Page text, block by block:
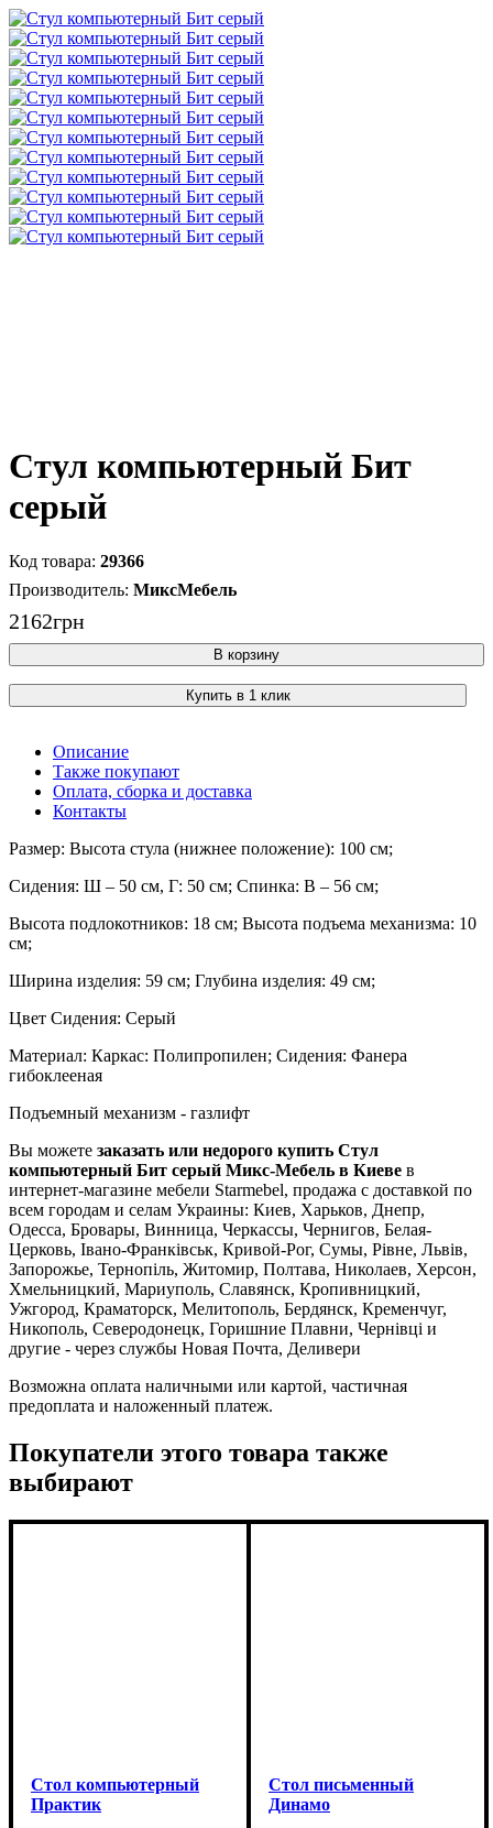
Стул компьютерный Бит
серый
29366
МиксМебель
2162грн
В корзину
Купить в 1 клик
Описание
Также покупают
Оплата, сборка и доставка
Контакты
Размер: Высота стула (нижнее положение): 100 см;
Сидения: Ш – 50 см, Г: 50 см; Спинка: В – 56 см;
Высота подлокотников: 18 см; Высота подъема механизма: 10
см;
Ширина изделия: 59 см; Глубина изделия: 49 см;
Цвет Сидения: Серый
Материал: Каркас: Полипропилен; Сидения: Фанера
гибоклееная
Подъемный механизм - газлифт
Вы можете заказать или недорого купить Стул
компьютерный Бит серый Микс-Мебель в Киеве в
интернет-магазине мебели Starmebel, продажа с доставкой по
всем городам и селам Украины: Киев, Харьков, Днепр,
Одесса, Бровары, Винница, Черкассы, Чернигов, Белая-
Церковь, Івано-Франківськ, Кривой-Рог, Сумы, Рівне, Львів,
Запорожье, Тернопіль, Житомир, Полтава, Николаев, Херсон,
Хмельницкий, Мариуполь, Славянск, Кропивницкий,
Ужгород, Краматорск, Мелитополь, Бердянск, Кременчуг,
Никополь, Северодонецк, Горишние Плавни, Чернівці и
другие - через службы Новая Почта, Деливери
Возможна оплата наличными или картой, частичная
предоплата и наложенный платеж.
Покупатели этого товара также
выбирают
Стол компьютерный
Практик
Стол письменный
Динамо